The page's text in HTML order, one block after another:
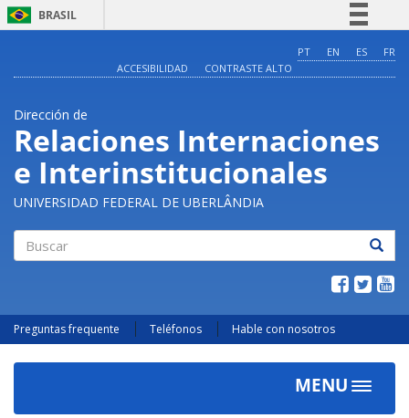
BRASIL
Comunica BR
Acesso à informação
Legislação
Canais
PT EN ES
FR
ACCESIBILIDAD
CONTRASTE ALTO
Dirección de
Relaciones Internaciones
e Interinstitucionales
UNIVERSIDAD FEDERAL DE UBERLÂNDIA
Preguntas frequente Teléfonos Hable con nosotros
MENU
Toggle